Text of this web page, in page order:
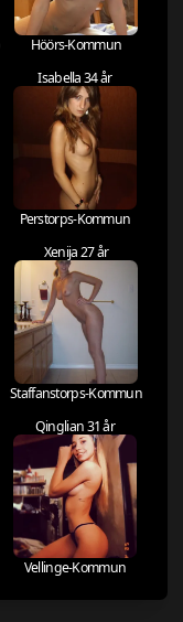
Höörs-Kommun
Isabella 34 år
Perstorps-Kommun
Xenija 27 år
Staffanstorps-Kommun
Qinglian 31 år
Vellinge-Kommun